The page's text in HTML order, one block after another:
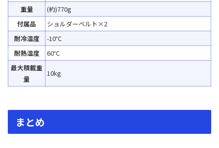
重量
(約)770g
付属品
ショルダーベルト×2
耐冷温度
-10℃
耐熱温度
60℃
最大積載重
量
10kg
まとめ